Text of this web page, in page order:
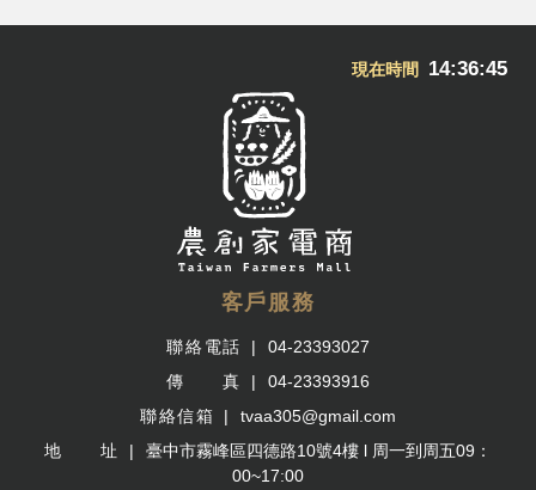
現在時間 14:36:45
客戶服務
聯絡電話
04-23393027
傳 真
04-23393916
聯絡信箱
tvaa305@gmail.com
地 址
臺中市霧峰區四德路10號4樓 l 周一到周五09：
00~17:00